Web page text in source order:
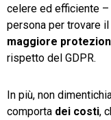
celere ed efficiente
persona per trovare
maggiore
rispetto del GDPR.
In più, non
comporta dei costi,